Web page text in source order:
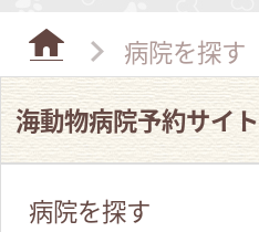
病院を探す
海動物病院予約サイト
病院を探す